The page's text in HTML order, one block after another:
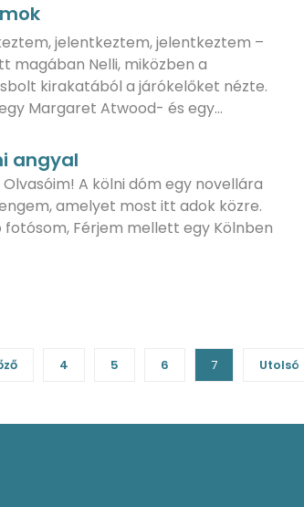
jelentkeztem, jelentkeztem –
magában Nelli, miközben a
kirakatából a járókelőket nézte.
Margaret Atwood- és egy…
angyal
Olvasóim! A kölni dóm egy novellára
amelyet most itt adok közre.
fotósom, Férjem mellett egy Kölnben
4 5 6 7 Utolsó